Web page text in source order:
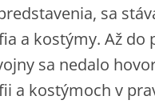
sa
a kostýmy. Až do
sa nedalo
a kostýmoch v